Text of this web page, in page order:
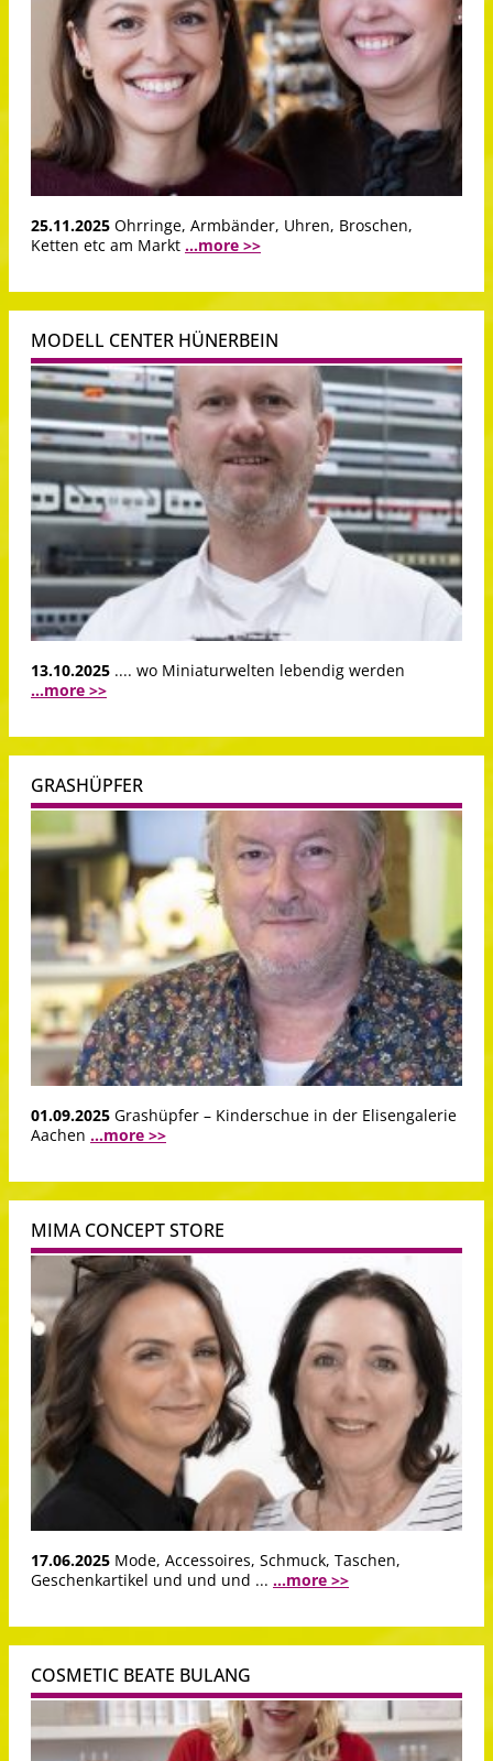
25.11.2025 Ohrringe, Armbänder, Uhren, Broschen,
Ketten etc am Markt ...more >>
MODELL CENTER HÜNERBEIN
13.10.2025 .... wo Miniaturwelten lebendig werden
...more >>
GRASHÜPFER
01.09.2025 Grashüpfer – Kinderschue in der Elisengalerie
Aachen ...more >>
MIMA CONCEPT STORE
17.06.2025 Mode, Accessoires, Schmuck, Taschen,
Geschenkartikel und und und ... ...more >>
COSMETIC BEATE BULANG